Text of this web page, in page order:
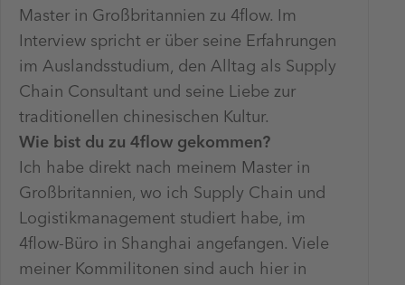
Master in Großbritannien zu 4flow. Im
Interview spricht er über seine Erfahrungen
im Auslandsstudium, den Alltag als Supply
Chain Consultant und seine Liebe zur
traditionellen chinesischen Kultur.
Wie bist du zu 4flow gekommen?
Ich habe direkt nach meinem Master in
Großbritannien, wo ich Supply Chain und
Logistikmanagement studiert habe, im
4flow-Büro in Shanghai angefangen. Viele
meiner Kommilitonen sind auch hier in